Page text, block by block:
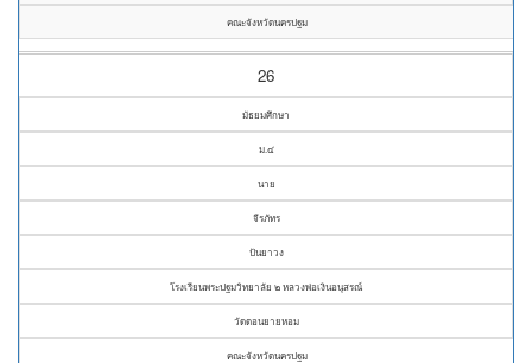
คณะจังหวัดนครปฐม
26
มัธยมศึกษา
ม.๔
นาย
จีรภัทร
ปันยาวง
โรงเรียนพระปฐมวิทยาลัย ๒ หลวงพ่อเงินอนุสรณ์
วัดดอนยายหอม
คณะจังหวัดนครปฐม